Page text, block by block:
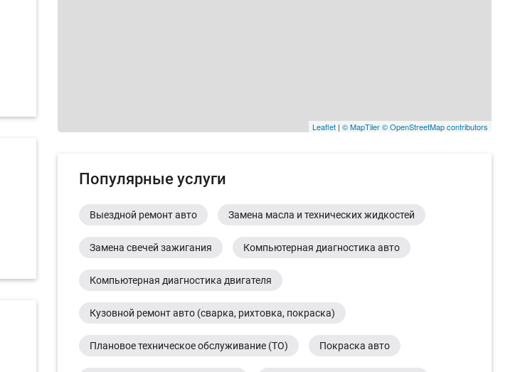
Leaflet | © MapTiler© OpenStreetMap contributors
Популярные услуги
Выездной ремонт авто Замена масла и технических жидкостей
Замена свечей зажигания Компьютерная диагностика авто
Компьютерная диагностика двигателя
Кузовной ремонт авто (сварка, рихтовка, покраска)
Плановое техническое обслуживание (ТО) Покраска авто